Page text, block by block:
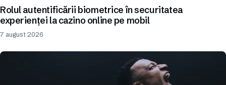
Rolul autentificării biometrice în securitatea
experienței la cazino online pe mobil
7 august 2026